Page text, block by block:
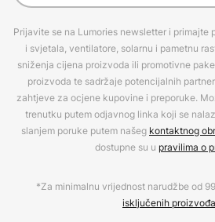
Prijavite se na Lumories newsletter i
i svjetala, ventilatore, solarnu i pametnu
sniženja cijena proizvoda ili promotivne
proizvoda te sadržaje potencijalnih
zahtjeve za ocjene kupovine i preporuke.
trenutku putem odjavnog linka koji se
slanjem poruke putem našeg kontaktnog
dostupne su u pravilima o
*Za minimalnu vrijednost narudžbe od
isključenih